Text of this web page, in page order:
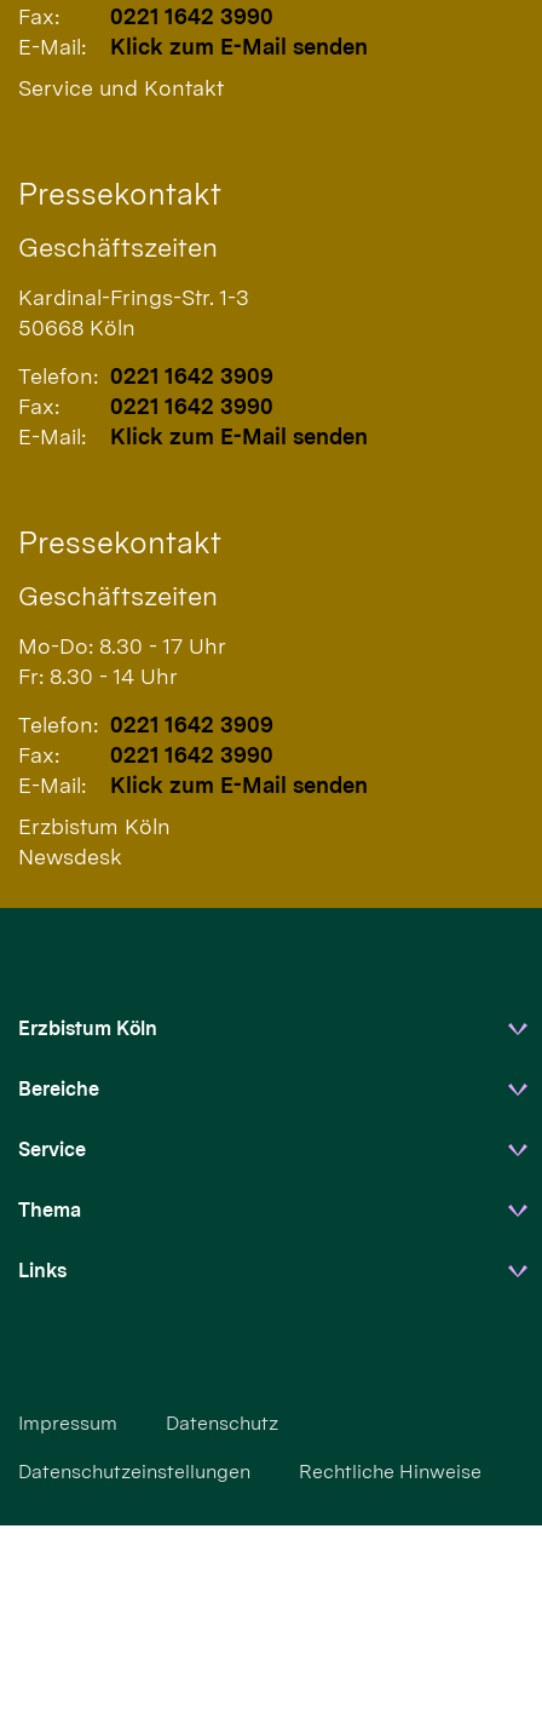
Fax:
0221 1642 3990
E-Mail:
Klick zum E-Mail senden
Service und Kontakt
Pressekontakt
Geschäftszeiten
Kardinal-Frings-Str. 1-3
50668 Köln
Telefon: 0221 1642 3909
Fax:
0221 1642 3990
E-Mail:
Klick zum E-Mail senden
Pressekontakt
Geschäftszeiten
Mo-Do: 8.30 - 17 Uhr
Fr: 8.30 - 14 Uhr
Telefon: 0221 1642 3909
Fax:
0221 1642 3990
E-Mail:
Klick zum E-Mail senden
Erzbistum Köln
Newsdesk
Erzbistum Köln
Bereiche
Service
Thema
Links
Impressum Datenschutz
Datenschutzeinstellungen Rechtliche Hinweise